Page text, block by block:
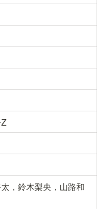
，鈴木梨央，山路和